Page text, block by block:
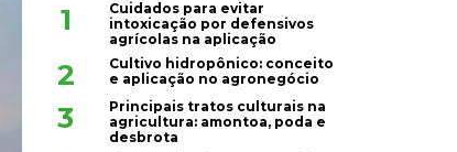
1
Cuidados para evitar
intoxicação por defensivos
agrícolas na aplicação
2
Cultivo hidropônico: conceito
e aplicação no agronegócio
3
Principais tratos culturais na
agricultura: amontoa, poda e
desbrota